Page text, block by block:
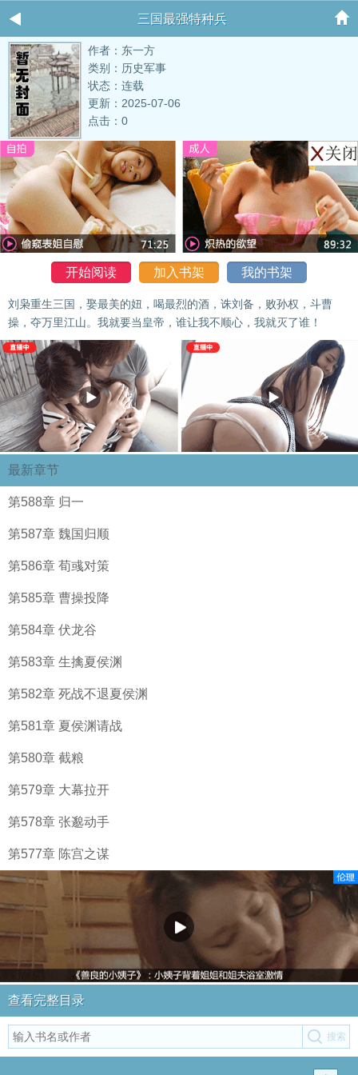
三国最强特种兵
作者：东一方
类别：历史军事
状态：连载
更新：2025-07-06
点击：0
开始阅读 加入书架 我的书架
刘枭重生三国，娶最美的妞，喝最烈的酒，诛刘备，败孙权，斗曹
操，夺万里江山。我就要当皇帝，谁让我不顺心，我就灭了谁！
最新章节
第588章 归一
第587章 魏国归顺
第586章 荀彧对策
第585章 曹操投降
第584章 伏龙谷
第583章 生擒夏侯渊
第582章 死战不退夏侯渊
第581章 夏侯渊请战
第580章 截粮
第579章 大幕拉开
第578章 张邈动手
第577章 陈宫之谋
查看完整目录